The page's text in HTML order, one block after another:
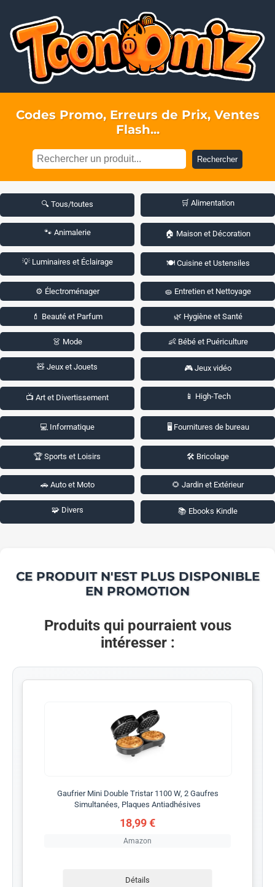
Codes Promo, Erreurs de Prix, Ventes
Flash...
Rechercher
🔍 Tous/toutes 🛒 Alimentation
🐾 Animalerie 🏠 Maison et Décoration
💡 Luminaires et Éclairage 🍽️ Cuisine et Ustensiles
⚙️ Électroménager 🧽 Entretien et Nettoyage
💄 Beauté et Parfum 🌿 Hygiène et Santé
👗 Mode 👶 Bébé et Puériculture
🧸 Jeux et Jouets 🎮 Jeux vidéo
📺 Art et Divertissement 📱 High-Tech
💻 Informatique 🖥️ Fournitures de bureau
🏆 Sports et Loisirs 🛠️ Bricolage
🚗 Auto et Moto 🌻 Jardin et Extérieur
🧩 Divers 📚 Ebooks Kindle
CE PRODUIT N'EST PLUS DISPONIBLE
EN PROMOTION
Produits qui pourraient vous
intéresser :
Gaufrier Mini Double Tristar 1100 W, 2 Gaufres
Simultanées, Plaques Antiadhésives
18,99 €
Amazon
Détails